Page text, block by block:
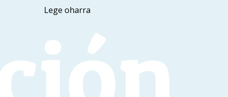
Lege oharra